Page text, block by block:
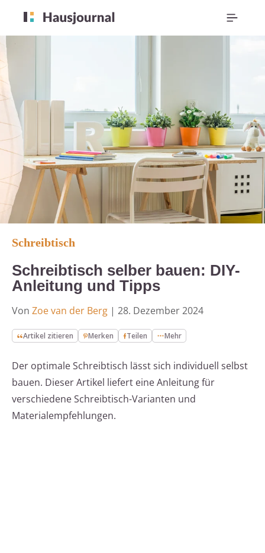
Schreibtisch
Schreibtisch selber bauen: DIY-
Anleitung und Tipps
Von Zoe van der Berg | 28. Dezember 2024
Artikel zitieren Merken Teilen Mehr
Der optimale Schreibtisch lässt sich individuell selbst
bauen. Dieser Artikel liefert eine Anleitung für
verschiedene Schreibtisch-Varianten und
Materialempfehlungen.